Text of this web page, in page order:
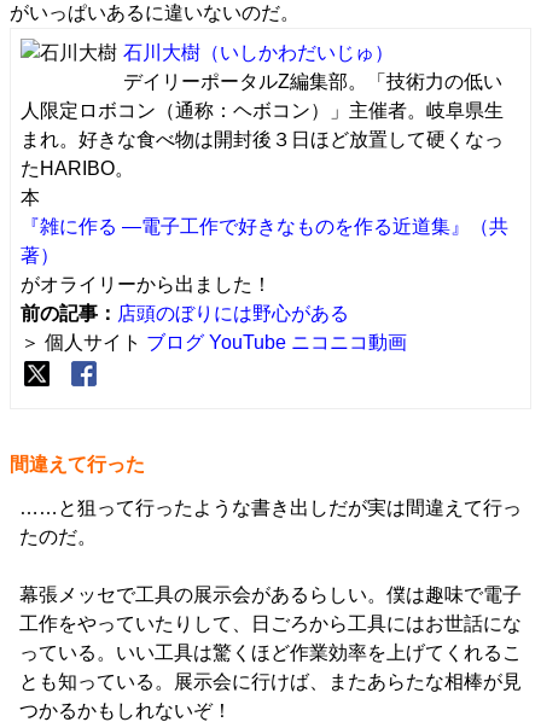
がいっぱいあるに違いないのだ。
石川大樹 （いしかわだいじゅ）
デイリーポータルZ編集部。「技術力の低い
人限定ロボコン（通称：ヘボコン）」主催者。岐阜県生
まれ。好きな食べ物は開封後３日ほど放置して硬くなっ
たHARIBO。
本
『雑に作る ―電子工作で好きなものを作る近道集』（共
著）
がオライリーから出ました！
前の記事： 店頭のぼりには野心がある
＞ 個人サイト ブログ YouTube ニコニコ動画
間違えて行った
……と狙って行ったような書き出しだが実は間違えて行っ
たのだ。
幕張メッセで工具の展示会があるらしい。僕は趣味で電子
工作をやっていたりして、日ごろから工具にはお世話にな
っている。いい工具は驚くほど作業効率を上げてくれるこ
とも知っている。展示会に行けば、またあらたな相棒が見
つかるかもしれないぞ！